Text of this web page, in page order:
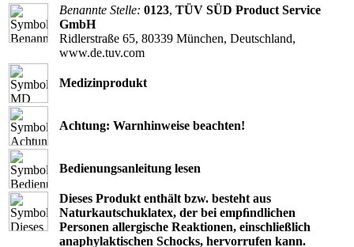
Benannte Stelle: 0123, TÜV SÜD Product Service
GmbH
Ridlerstraße 65, 80339 München, Deutschland,
www.de.tuv.com
Medizinprodukt
Achtung: Warnhinweise beachten!
Bedienungsanleitung lesen
Dieses Produkt enthält bzw. besteht aus
Naturkautschuklatex, der bei empﬁndlichen
Personen allergische Reaktionen, einschließlich
anaphylaktischen Schocks, hervorrufen kann.